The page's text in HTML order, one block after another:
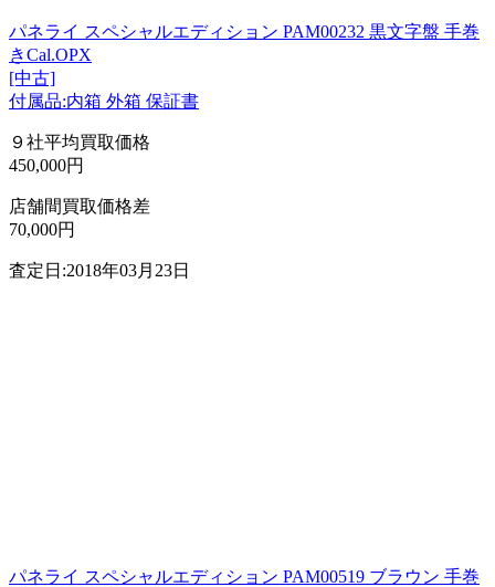
パネライ スペシャルエディション PAM00232 黒文字盤 手巻
きCal.OPX
[中古]
付属品:内箱 外箱 保証書
９社平均買取価格
450,000円
店舗間買取価格差
70,000円
査定日:2018年03月23日
パネライ スペシャルエディション PAM00519 ブラウン 手巻